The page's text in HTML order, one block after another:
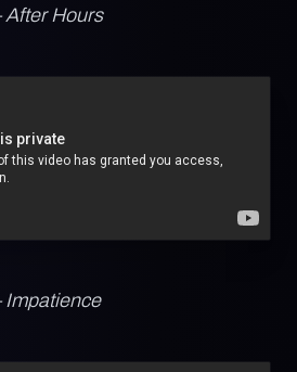
After Hours
Impatience